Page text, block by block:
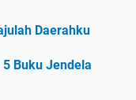
Daerahku
5 Buku Jendela